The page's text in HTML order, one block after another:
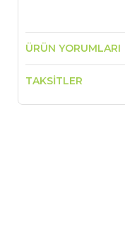
ÜRÜN YORUMLARI
TAKSITLER